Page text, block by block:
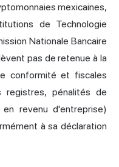
mexicaines,
de Technologie
Nationale Bancaire
pas de retenue à la
conformité et fiscales
registres, pénalités de
revenu d'entreprise)
à sa déclaration